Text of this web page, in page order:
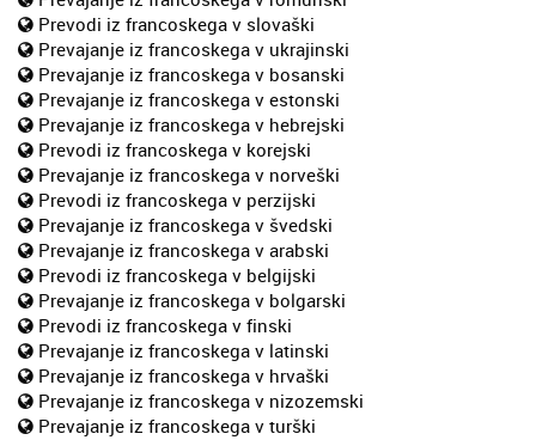
Prevodi iz francoskega v slovaški
Prevajanje iz francoskega v ukrajinski
Prevajanje iz francoskega v bosanski
Prevajanje iz francoskega v estonski
Prevajanje iz francoskega v hebrejski
Prevodi iz francoskega v korejski
Prevajanje iz francoskega v norveški
Prevodi iz francoskega v perzijski
Prevajanje iz francoskega v švedski
Prevajanje iz francoskega v arabski
Prevodi iz francoskega v belgijski
Prevajanje iz francoskega v bolgarski
Prevodi iz francoskega v finski
Prevajanje iz francoskega v latinski
Prevajanje iz francoskega v hrvaški
Prevajanje iz francoskega v nizozemski
Prevajanje iz francoskega v turški